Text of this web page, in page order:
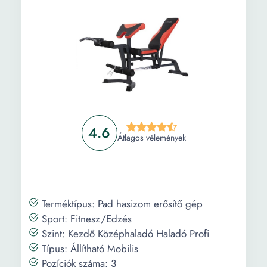
4.6 Átlagos vélemények
Terméktípus: Pad hasizom erősítő gép
Sport: Fitnesz/Edzés
Szint: Kezdő Középhaladó Haladó Profi
Típus: Állítható Mobilis
Pozíciók száma: 3